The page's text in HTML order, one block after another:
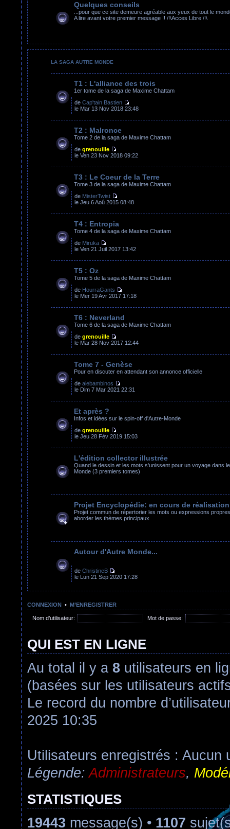
Quelques conseils
...pour que ce site demeure agréable aux yeux de tout le
A lire avant votre premier message !! /!\Acces Libre /!\
LA SAGA AUTRE MONDE
T1 : L'alliance des trois
1er tome de la saga de Maxime Chattam
de Cap'tain Bastien
le Mar 13 Nov 2018 23:48
T2 : Malronce
Tome 2 de la saga de Maxime Chattam
de grenouille
le Ven 23 Nov 2018 09:22
T3 : Le Coeur de la Terre
Tome 3 de la saga de Maxime Chattam
de MisterTwist
le Jeu 6 Aoû 2015 08:48
T4 : Entropia
Tome 4 de la saga de Maxime Chattam
de Miruka
le Ven 21 Juil 2017 13:42
T5 : Oz
Tome 5 de la saga de Maxime Chattam
de HourraGants
le Mer 19 Avr 2017 17:18
T6 : Neverland
Tome 6 de la saga de Maxime Chattam
de grenouille
le Mar 28 Nov 2017 12:44
Tome 7 - Genèse
Pour en discuter en attendant son annonce officielle
de aiebambinos
le Dim 7 Mar 2021 22:31
Et après ?
Infos et idées sur le spin-off d'Autre-Monde
de grenouille
le Jeu 28 Fév 2019 15:03
L'édition collector illustrée
Quand le dessin et les mots s'unissent pour un voyage dans
Monde (3 premiers tomes)
Projet Encyclopédie: en cours de réalisation
Projet commun de répertorier les mots ou expressions
aborder les thèmes principaux
Autour d'Autre Monde...
de ChristineB
le Lun 21 Sep 2020 17:28
CONNEXION• M’ENREGISTRER
Nom d’utilisateur: Mot de passe:
QUI EST EN LIGNE
Au total il y a 8utilisateurs en
(basées sur les utilisateurs
Le record du nombre
2025 10:35
Utilisateurs enregistrés : Aucun
Légende:Administrateurs,
STATISTIQUES
19443 message(s) • 1107